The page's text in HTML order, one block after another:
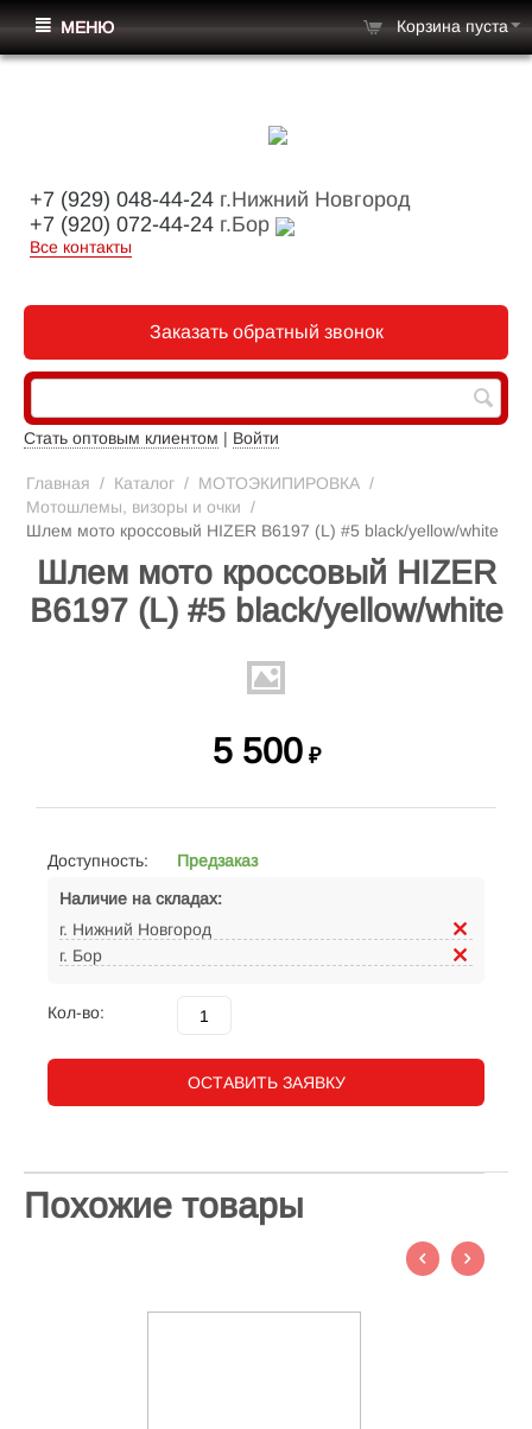
+7 (929) 048-44-24 г.Нижний Новгород
+7 (920) 072-44-24 г.Бор
Все контакты
Заказать обратный звонок
Стать оптовым клиентом | Войти
МЕНЮ Корзина пуста
Главная / Каталог / МОТОЭКИПИРОВКА /
Мотошлемы, визоры и очки /
Шлем мото кроссовый HIZER B6197 (L) #5 black/yellow/white
Шлем мото кроссовый HIZER
B6197 (L) #5 black/yellow/white
5 500 ₽
Доступность:
Предзаказ
Наличие на складах:
г. Нижний Новгород
г. Бор
Кол-во:
ОСТАВИТЬ ЗАЯВКУ
Похожие товары